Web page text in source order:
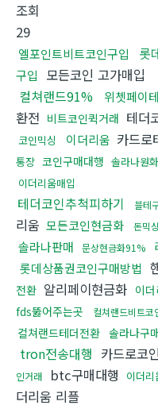
조회
29
엘포인트비트코인구입 롯
구입
모든코인 고가매입
컬쳐랜드91%
위쳇페이
환전 비트코인퀵거래 테더
코인믹싱 이더리움 카드로
통장 코인구매대행 솔라나원
이더리움매입
테더코인추척피하기 블테
리움 모든코인현금화 돈믹
솔라나판매 문상현금화91%
롯데상품권코인구매방법
전환 알리페이현금화 이
fds뚫어주는곳
컬쳐랜드비트코
컬쳐랜드테더전환 솔라나구
tron전송대행 카드로코
인거래
btc구매대행 이더리
더리움 리플